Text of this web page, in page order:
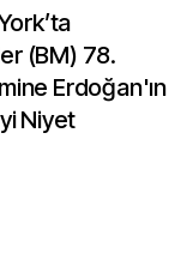
(BM) 78.
Erdoğan'ın
Niyet